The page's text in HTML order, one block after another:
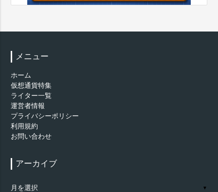
メニュー
ホーム
仮想通貨特集
ライター一覧
運営者情報
プライバシーポリシー
利用規約
お問い合わせ
アーカイブ
ー
▼